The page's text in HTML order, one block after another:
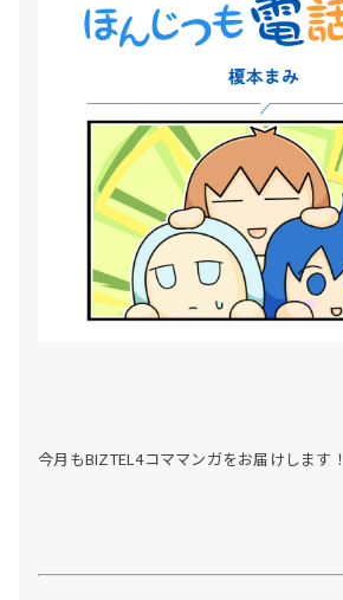
今月もBIZTEL4コママンガをお届けします！